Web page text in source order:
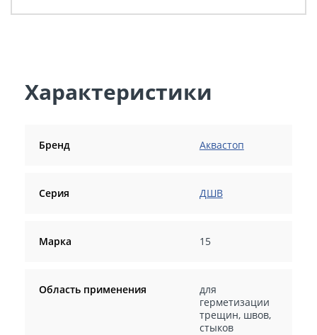
Характеристики
Бренд Аквастоп
Серия ДШВ
Марка 15
Область применения
для
герметизации
трещин, швов,
стыков